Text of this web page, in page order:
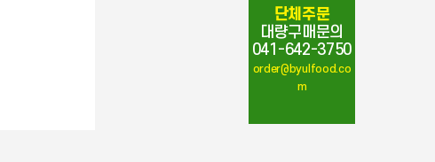
단체주문
대량구매문의
041-642-3750
order@byulfood.co
m